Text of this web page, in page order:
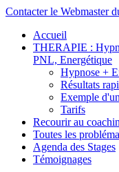
Contacter le Webmaster
Accueil
THERAPIE :
PNL, Energétique
Hypnose +
Résultats
Exemple
Tarifs
Recourir au
Toutes les
Agenda des Stages
Témoignages